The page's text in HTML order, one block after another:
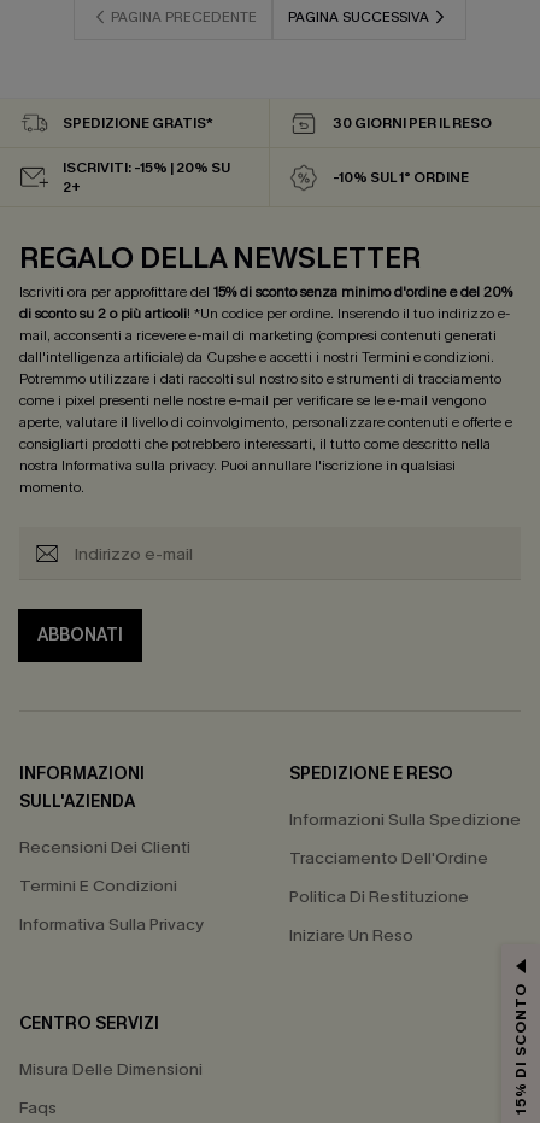
PAGINA PRECEDENTE PAGINA SUCCESSIVA
SPEDIZIONE GRATIS* 30 GIORNI PER IL RESO
ISCRIVITI: -15% | 20% SU
2+
-10% SUL 1° ORDINE
REGALO DELLA NEWSLETTER
Iscriviti ora per approfittare del 15% di sconto senza minimo d'ordine e del 20%
di sconto su 2 o più articoli! *Un codice per ordine. Inserendo il tuo indirizzo e-
mail, acconsenti a ricevere e-mail di marketing (compresi contenuti generati
dall'intelligenza artificiale) da Cupshe e accetti i nostri Termini e condizioni.
Potremmo utilizzare i dati raccolti sul nostro sito e strumenti di tracciamento
come i pixel presenti nelle nostre e-mail per verificare se le e-mail vengono
aperte, valutare il livello di coinvolgimento, personalizzare contenuti e offerte e
consigliarti prodotti che potrebbero interessarti, il tutto come descritto nella
nostra Informativa sulla privacy. Puoi annullare l'iscrizione in qualsiasi
momento.
ABBONATI
INFORMAZIONI
SULL'AZIENDA
Recensioni Dei Clienti
Termini E Condizioni
Informativa Sulla Privacy
SPEDIZIONE E RESO
Informazioni Sulla Spedizione
Tracciamento Dell'Ordine
Politica Di Restituzione
Iniziare Un Reso
CENTRO SERVIZI
Misura Delle Dimensioni
Faqs
15% DI SCONTO